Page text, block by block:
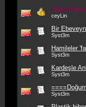
Sabit Konu:
ceyLin
Bir
Syst3m
Hamileler
Syst3m
Kardeşle
Syst3m
Syst3m